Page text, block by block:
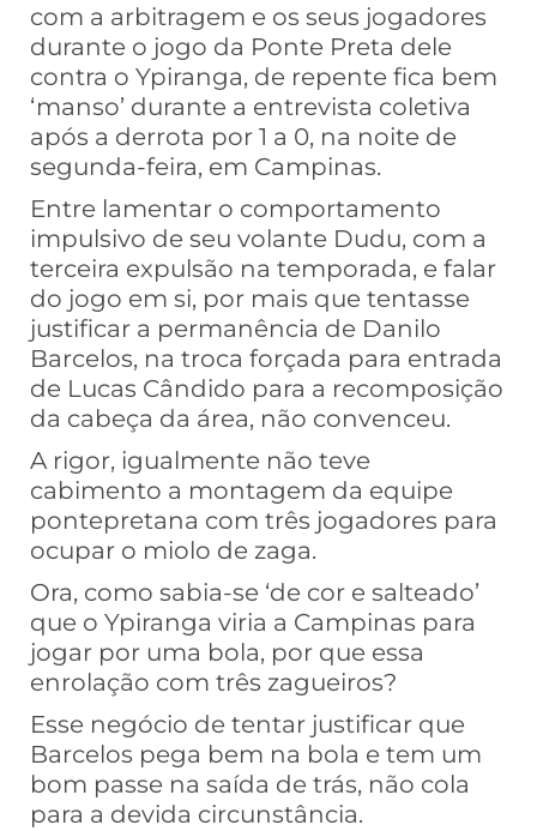
com a arbitragem e os seus jogadores
durante o jogo da Ponte Preta dele
contra o Ypiranga, de repente fica bem
‘manso’ durante a entrevista coletiva
após a derrota por 1 a 0, na noite de
segunda-feira, em Campinas.
Entre lamentar o comportamento
impulsivo de seu volante Dudu, com a
terceira expulsão na temporada, e falar
do jogo em si, por mais que tentasse
justificar a permanência de Danilo
Barcelos, na troca forçada para entrada
de Lucas Cândido para a recomposição
da cabeça da área, não convenceu.
A rigor, igualmente não teve
cabimento a montagem da equipe
pontepretana com três jogadores para
ocupar o miolo de zaga.
Ora, como sabia-se ‘de cor e salteado’
que o Ypiranga viria a Campinas para
jogar por uma bola, por que essa
enrolação com três zagueiros?
Esse negócio de tentar justificar que
Barcelos pega bem na bola e tem um
bom passe na saída de trás, não cola
para a devida circunstância.